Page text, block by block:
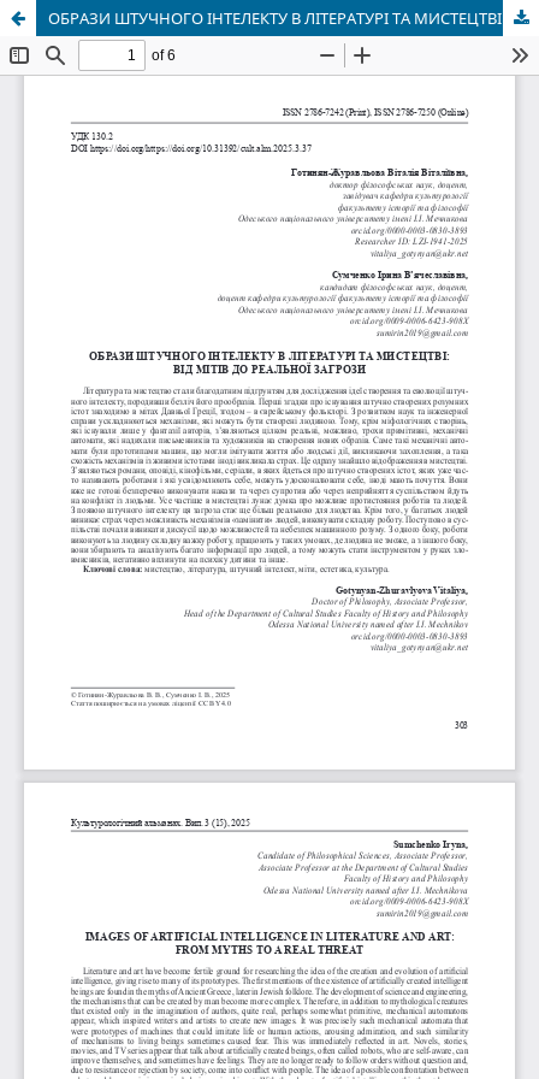
ОБРАЗИ ШТУЧНОГО ІНТЕЛЕКТУ В ЛІТЕРАТУРІ ТА МИСТЕЦТВІ: ВІД МІТІВ ДО РЕАЛЬНОЇ ЗАГРОЗИ